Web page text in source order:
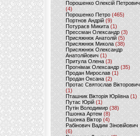
Порошенко Олексій Петрович
(4)
Порошенко Петро (465)
Портнов Андрій (9)
Потураєв Микита(1)
Прессман Олександр(3)
Присяжнюк Анатолій (5)
Присяжнюк Микола (38)
Присяжнюк Олександр
Анатолійович (1)
Притула Олена (3)
Прогнімак Олександр(35)
Продан Мирослав(1)
Продан Оксана (2)
Протас Святослав Вікторович
(1)
Пташник Вікторія Юріївна (1)
Путас Юрій (1)
Путін Володимир(38)
Пшонка Артем (8)
Пшонка Віктор(4)
Рабінович Вадим Зіновійович
(6)